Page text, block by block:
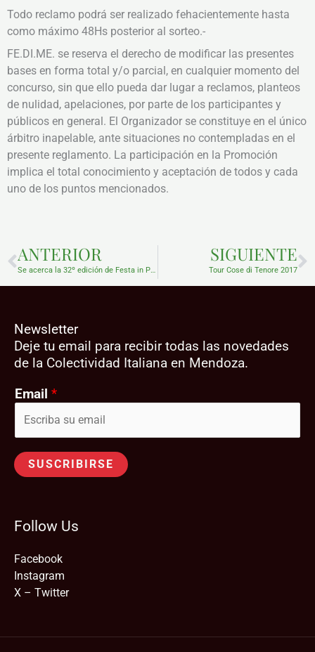
Todo reclamo podrá ser realizado fehacientemente hasta
como máximo 48Hs posterior al sorteo.-
FE.DI.ME. se reserva el derecho de modificar las presentes
bases en forma total y/o parcial, en cualquier momento del
concurso, sin que ello pueda dar lugar a reclamos, planteos
de nulidad, apelaciones, por parte de los participantes y
públicos en general. El Organizador se constituye en el único
árbitro inapelable, ante situaciones no contempladas en el
presente reglamento. La participación en la Promoción
implica el total conocimiento y aceptación de todos y cada
uno de los puntos mencionados.
ANTERIOR
Se acerca la 32º edición de Festa in Piazza
SIGUIENTE
Tour Cose di Tenore 2017
Newsletter
Deje tu email para recibir todas las novedades
de la Colectividad Italiana en Mendoza.
Email *
SUSCRIBIRSE
Follow Us
Facebook
Instagram
X – Twitter